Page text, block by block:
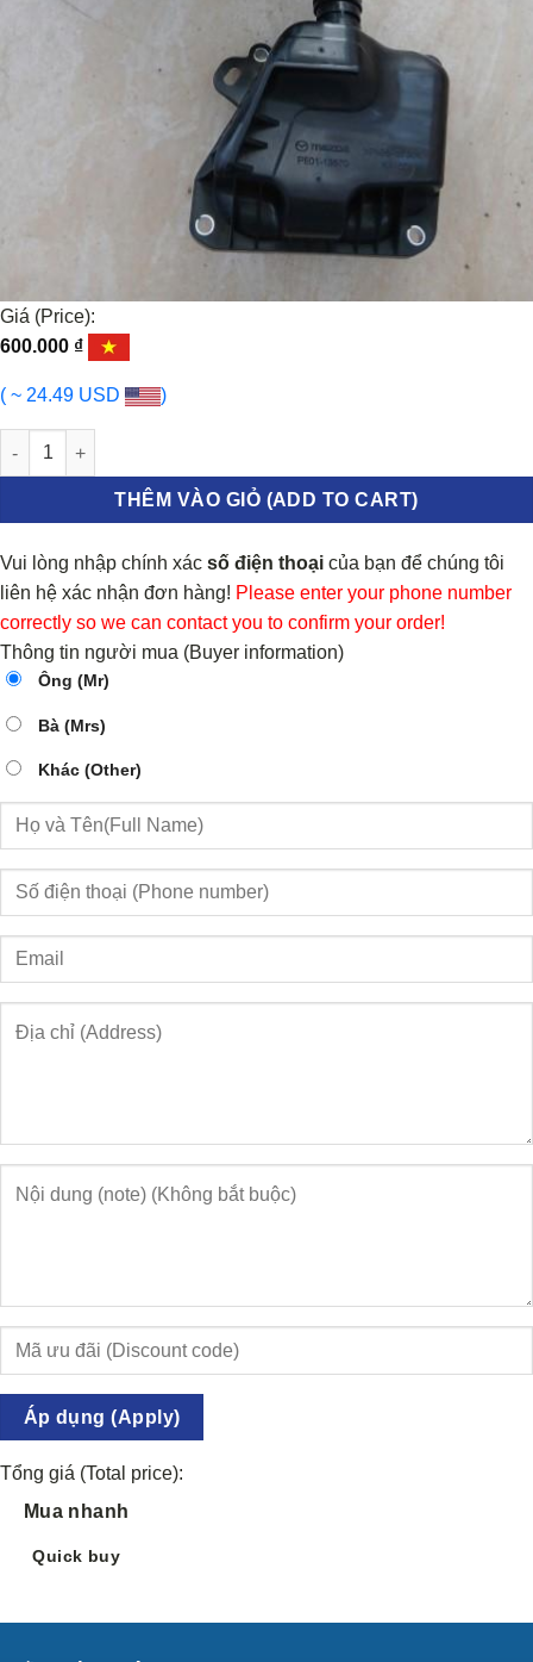
Giá (Price):
600.000 ₫
( ~ 24.49 USD )
HỘP TÁCH DẦU MAZDA 6 2.0 2013-2021 | PE0113570 số lượng
THÊM VÀO GIỎ (ADD TO CART)
Vui lòng nhập chính xác số điện thoại của bạn để chúng tôi
liên hệ xác nhận đơn hàng! Please enter your phone number
correctly so we can contact you to confirm your order!
Thông tin người mua (Buyer information)
Ông (Mr)
Bà (Mrs)
Khác (Other)
Áp dụng (Apply)
Tổng giá (Total price):
Mua nhanh
Quick buy